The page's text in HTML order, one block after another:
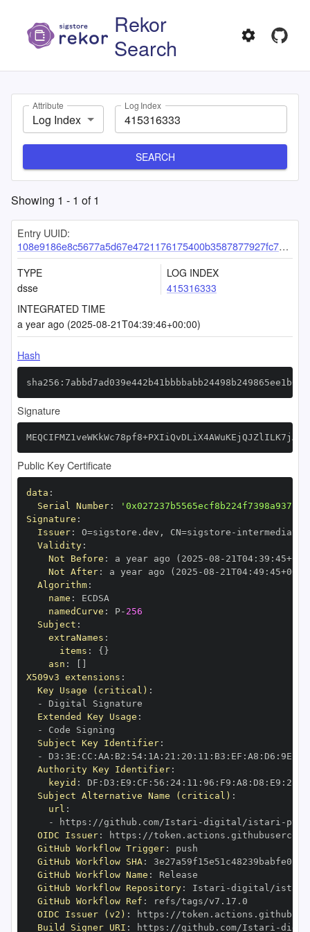
Rekor
Search
Attribute
Log Index
Log Index
SEARCH
Showing 1 - 1 of1
Entry UUID:
108e9186e8c5677a5d67e4721176175400b3587877927fc77e543ae6f3617dc6c0f0961d737b40f3
TYPE
dsse
LOG INDEX
415316333
INTEGRATED TIME
a year ago (2025-08-21T04:39:46+00:00)
Hash
Signature
Public Key Certificate
data :
Serial Number:
Signature :
Issuer: O=sigstore.dev , CN=sigstore -
Validity:
Not Before : a year ago (2025 -08 - 21T04: 39 : 45+00
Not After: a year ago (2025 -08 - 21T04: 49 : 45+00
Algorithm:
name :
namedCurve : P- 256
Subject :
extraNames :
items : { }
asn :
X509v3 extensions :
Key Usage (critical) :
-
Extended Key Usage :
-
Subject Key Identifier:
-
D3 : 3E : CC : AA : B2 : 54: 1A : 21 : 20 : 11 : B3 : EF : A8 : D6 : 9E
Authority Key Identifier:
keyid : DF : D3 : E9 : CF : 56 : 24: 11 : 96 : F9 : A8 : D8 : E9 : 28
Subject Alternative Name (critical) :
url :
-
https : //github.com/Istari -digital/istari -
OIDC Issuer: https :
GitHub Workflow Trigger:
GitHub Workflow SHA:
GitHub Workflow Name :
GitHub Workflow Repository: Istari -digital/istari
GitHub Workflow Ref :
OIDC Issuer (v2) : https :
Build Signer URI : https : //github.com/Istari -